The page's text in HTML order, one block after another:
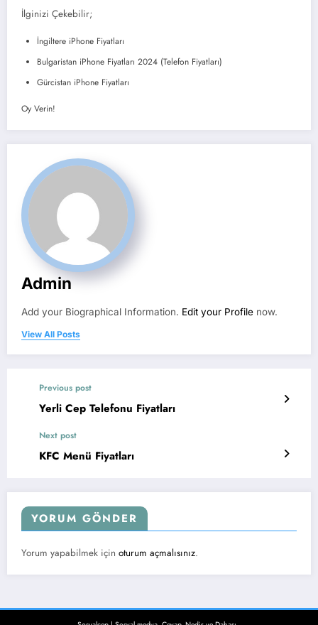
İlginizi Çekebilir;
İngiltere iPhone Fiyatları
Bulgaristan iPhone Fiyatları 2024 (Telefon Fiyatları)
Gürcistan iPhone Fiyatları
Oy Verin!
Admin
Add your Biographical Information. Edit your Profile now.
View All Posts
Previous post
Yerli Cep Telefonu Fiyatları
Next post
KFC Menü Fiyatları
YORUM GÖNDER
Yorum yapabilmek için oturum açmalısınız.